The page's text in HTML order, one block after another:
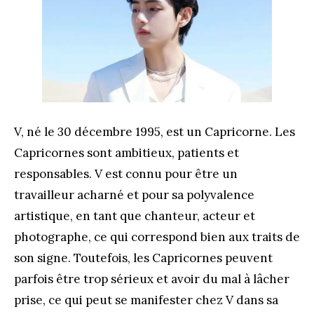
V, né le 30 décembre 1995, est un Capricorne. Les
Capricornes sont ambitieux, patients et
responsables. V est connu pour être un
travailleur acharné et pour sa polyvalence
artistique, en tant que chanteur, acteur et
photographe, ce qui correspond bien aux traits de
son signe. Toutefois, les Capricornes peuvent
parfois être trop sérieux et avoir du mal à lâcher
prise, ce qui peut se manifester chez V dans sa